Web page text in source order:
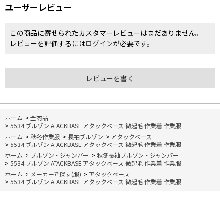
ユーザーレビュー
この商品に寄せられたカスタマーレビューはまだありません。
レビューを評価するにはログインが必要です。
レビューを書く
ホーム > 全商品
> 5534 ブルゾン ATACKBASE アタックベース 微起毛 作業着 作業服
ホーム > 秋冬作業服 > 長袖ブルゾン > アタックベース
> 5534 ブルゾン ATACKBASE アタックベース 微起毛 作業着 作業服
ホーム > ブルゾン・ジャンパー > 秋冬長袖ブルゾン・ジャンパー
> 5534 ブルゾン ATACKBASE アタックベース 微起毛 作業着 作業服
ホーム > メーカーで探す(服) > アタックベース
> 5534 ブルゾン ATACKBASE アタックベース 微起毛 作業着 作業服